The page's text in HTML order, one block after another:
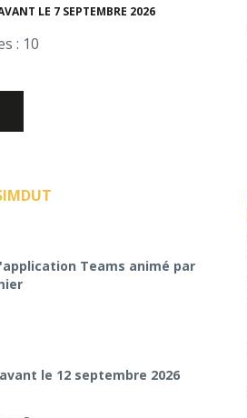
LE 7 SEPTEMBRE 2026
: 10
Teams animé par
le 12 septembre 2026